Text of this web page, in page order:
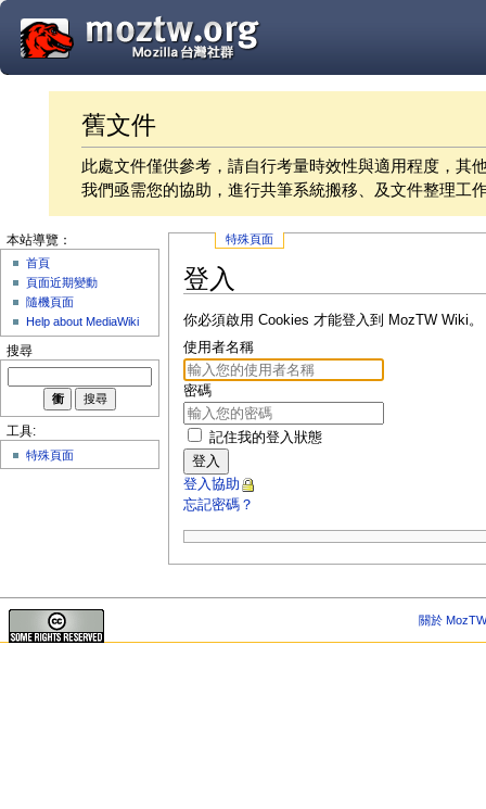
舊文件
此處文件僅供參考，請自行考量時效性與適用程度，其
我們亟需您的協助，進行共筆系統搬移、及文件整理工
特殊頁面
登入
你必須啟用 Cookies 才能登入到 MozTW Wiki。
使用者名稱
密碼
記住我的登入狀態
登入
登入協助
忘記密碼？
本站導覽：
首頁
頁面近期變動
隨機頁面
Help about MediaWiki
搜尋
工具:
特殊頁面
關於